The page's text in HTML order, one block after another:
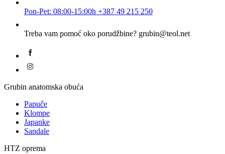
Pon-Pet: 08:00-15:00h +387 49 215 250
Treba vam pomoć oko porudžbine? grubin@teol.net
Grubin anatomska obuća
Papuče
Klompe
Japanke
Sandale
HTZ oprema